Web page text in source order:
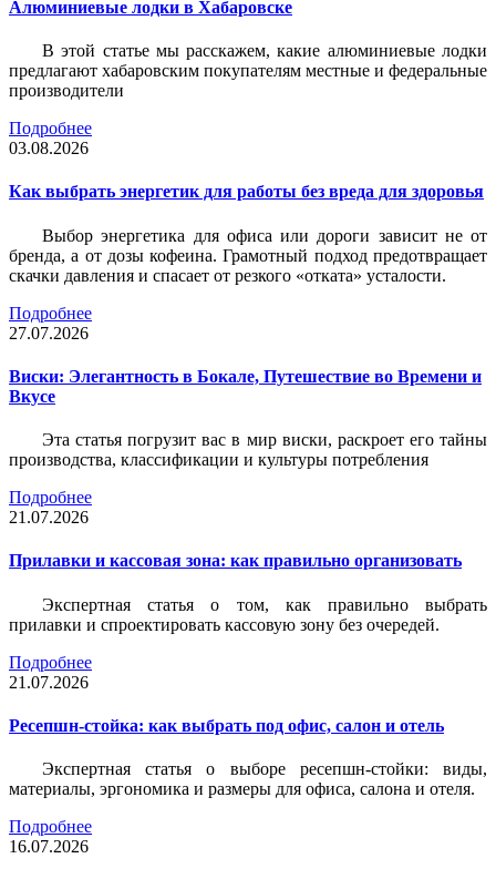
Алюминиевые лодки в Хабаровске
В этой статье мы расскажем, какие алюминиевые лодки
предлагают хабаровским покупателям местные и федеральные
производители
Подробнее
03.08.2026
Как выбрать энергетик для работы без вреда для здоровья
Выбор энергетика для офиса или дороги зависит не от
бренда, а от дозы кофеина. Грамотный подход предотвращает
скачки давления и спасает от резкого «отката» усталости.
Подробнее
27.07.2026
Виски: Элегантность в Бокале, Путешествие во Времени и
Вкусе
Эта статья погрузит вас в мир виски, раскроет его тайны
производства, классификации и культуры потребления
Подробнее
21.07.2026
Прилавки и кассовая зона: как правильно организовать
Экспертная статья о том, как правильно выбрать
прилавки и спроектировать кассовую зону без очередей.
Подробнее
21.07.2026
Ресепшн-стойка: как выбрать под офис, салон и отель
Экспертная статья о выборе ресепшн-стойки: виды,
материалы, эргономика и размеры для офиса, салона и отеля.
Подробнее
16.07.2026